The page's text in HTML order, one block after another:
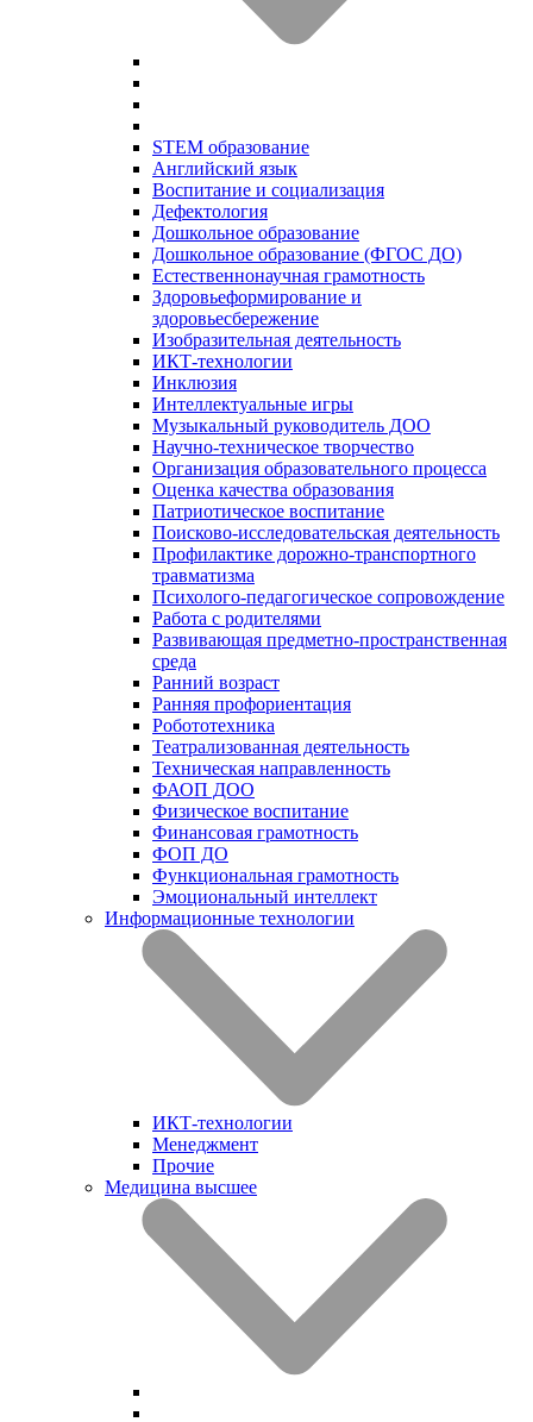
STEM образование
Английский язык
Воспитание и социализация
Дефектология
Дошкольное образование
Дошкольное образование (ФГОС ДО)
Естественнонаучная грамотность
Здоровьеформирование и
здоровьесбережение
Изобразительная деятельность
ИКТ-технологии
Инклюзия
Интеллектуальные игры
Музыкальный руководитель ДОО
Научно-техническое творчество
Организация образовательного процесса
Оценка качества образования
Патриотическое воспитание
Поисково-исследовательская деятельность
Профилактике дорожно-транспортного
травматизма
Психолого-педагогическое сопровождение
Работа с родителями
Развивающая предметно-пространственная
среда
Ранний возраст
Ранняя профориентация
Робототехника
Театрализованная деятельность
Техническая направленность
ФАОП ДОО
Физическое воспитание
Финансовая грамотность
ФОП ДО
Функциональная грамотность
Эмоциональный интеллект
Информационные технологии
ИКТ-технологии
Менеджмент
Прочие
Медицина высшее